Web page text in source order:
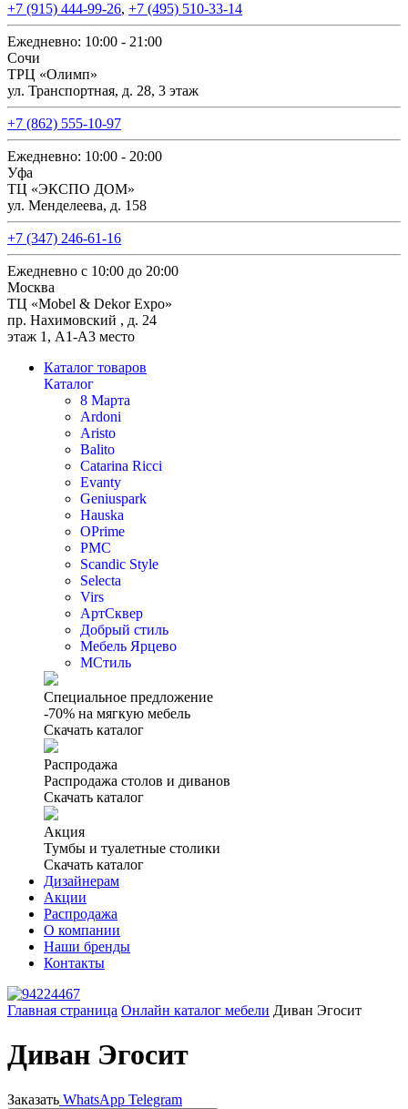
+7 (915) 444-99-26, +7 (495) 510-33-14
Ежедневно: 10:00 - 21:00
Сочи
ТРЦ «Олимп»
ул. Транспортная, д. 28, 3 этаж
+7 (862) 555-10-97
Ежедневно: 10:00 - 20:00
Уфа
ТЦ «ЭКСПО ДОМ»
ул. Менделеева, д. 158
+7 (347) 246-61-16
Ежедневно с 10:00 до 20:00
Москва
ТЦ «Mobel & Dekor Expo»
пр. Нахимовский , д. 24
этаж 1, А1-А3 место
Каталог товаров
Каталог
8 Марта
Ardoni
Aristo
Balito
Catarina Ricci
Evanty
Geniuspark
Hauska
OPrime
PMC
Scandic Style
Selecta
Virs
АртСквер
Добрый стиль
Мебель Ярцево
МСтиль
Специальное предложение
-70% на мягкую мебель
Скачать каталог
Распродажа
Распродажа столов и диванов
Скачать каталог
Акция
Тумбы и туалетные столики
Скачать каталог
Дизайнерам
Акции
Распродажа
О компании
Наши бренды
Контакты
Главная страница Онлайн каталог мебели Диван Эгосит
Диван Эгосит
Заказать WhatsApp Telegram